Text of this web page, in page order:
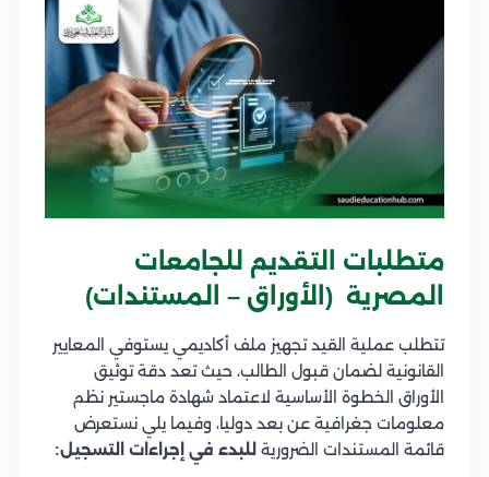
متطلبات التقديم للجامعات
المصرية (الأوراق – المستندات)
تتطلب عملية القيد تجهيز ملف أكاديمي يستوفي المعايير
القانونية لضمان قبول الطالب، حيث تعد دقة توثيق
الأوراق الخطوة الأساسية لاعتماد شهادة ماجستير نظم
معلومات جغرافية عن بعد دوليا، وفيما يلي نستعرض
قائمة المستندات الضرورية للبدء في إجراءات التسجيل: